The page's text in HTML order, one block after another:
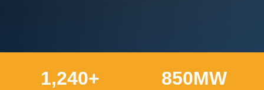
1,240+ 850MW